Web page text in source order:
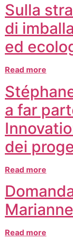
Sulla
di
ed
Read more
a far
dei
Read more
Read more